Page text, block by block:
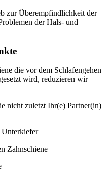
zur Überempfindlichkeit der
der Hals- und
die vor dem Schlafengehen
wird, reduzieren wir
nicht zuletzt Ihr(e) Partner(in)
Zahnschiene